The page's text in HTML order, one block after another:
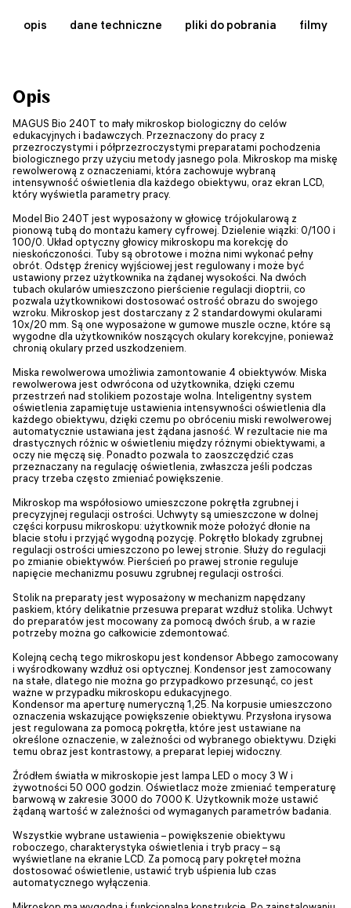
opis dane techniczne pliki do pobrania filmy
Opis
MAGUS Bio 240T to mały mikroskop biologiczny do celów
edukacyjnych i badawczych. Przeznaczony do pracy z
przezroczystymi i półprzezroczystymi preparatami pochodzenia
biologicznego przy użyciu metody jasnego pola. Mikroskop ma miskę
rewolwerową z oznaczeniami, która zachowuje wybraną
intensywność oświetlenia dla każdego obiektywu, oraz ekran LCD,
który wyświetla parametry pracy.
Model Bio 240T jest wyposażony w głowicę trójokularową z
pionową tubą do montażu kamery cyfrowej. Dzielenie wiązki: 0/100 i
100/0. Układ optyczny głowicy mikroskopu ma korekcję do
nieskończoności. Tuby są obrotowe i można nimi wykonać pełny
obrót. Odstęp źrenicy wyjściowej jest regulowany i może być
ustawiony przez użytkownika na żądanej wysokości. Na dwóch
tubach okularów umieszczono pierścienie regulacji dioptrii, co
pozwala użytkownikowi dostosować ostrość obrazu do swojego
wzroku. Mikroskop jest dostarczany z 2 standardowymi okularami
10x/20 mm. Są one wyposażone w gumowe muszle oczne, które są
wygodne dla użytkowników noszących okulary korekcyjne, ponieważ
chronią okulary przed uszkodzeniem.
Miska rewolwerowa umożliwia zamontowanie 4 obiektywów. Miska
rewolwerowa jest odwrócona od użytkownika, dzięki czemu
przestrzeń nad stolikiem pozostaje wolna. Inteligentny system
oświetlenia zapamiętuje ustawienia intensywności oświetlenia dla
każdego obiektywu, dzięki czemu po obróceniu miski rewolwerowej
automatycznie ustawiana jest żądana jasność. W rezultacie nie ma
drastycznych różnic w oświetleniu między różnymi obiektywami, a
oczy nie męczą się. Ponadto pozwala to zaoszczędzić czas
przeznaczany na regulację oświetlenia, zwłaszcza jeśli podczas
pracy trzeba często zmieniać powiększenie.
Mikroskop ma współosiowo umieszczone pokrętła zgrubnej i
precyzyjnej regulacji ostrości. Uchwyty są umieszczone w dolnej
części korpusu mikroskopu: użytkownik może położyć dłonie na
blacie stołu i przyjąć wygodną pozycję. Pokrętło blokady zgrubnej
regulacji ostrości umieszczono po lewej stronie. Służy do regulacji
po zmianie obiektywów. Pierścień po prawej stronie reguluje
napięcie mechanizmu posuwu zgrubnej regulacji ostrości.
Stolik na preparaty jest wyposażony w mechanizm napędzany
paskiem, który delikatnie przesuwa preparat wzdłuż stolika. Uchwyt
do preparatów jest mocowany za pomocą dwóch śrub, a w razie
potrzeby można go całkowicie zdemontować.
Kolejną cechą tego mikroskopu jest kondensor Abbego zamocowany
i wyśrodkowany wzdłuż osi optycznej. Kondensor jest zamocowany
na stałe, dlatego nie można go przypadkowo przesunąć, co jest
ważne w przypadku mikroskopu edukacyjnego.
Kondensor ma aperturę numeryczną 1,25. Na korpusie umieszczono
oznaczenia wskazujące powiększenie obiektywu. Przysłona irysowa
jest regulowana za pomocą pokrętła, które jest ustawiane na
określone oznaczenie, w zależności od wybranego obiektywu. Dzięki
temu obraz jest kontrastowy, a preparat lepiej widoczny.
Źródłem światła w mikroskopie jest lampa LED o mocy 3 W i
żywotności 50 000 godzin. Oświetlacz może zmieniać temperaturę
barwową w zakresie 3000 do 7000 K. Użytkownik może ustawić
żądaną wartość w zależności od wymaganych parametrów badania.
Wszystkie wybrane ustawienia – powiększenie obiektywu
roboczego, charakterystyka oświetlenia i tryb pracy – są
wyświetlane na ekranie LCD. Za pomocą pary pokręteł można
dostosować oświetlenie, ustawić tryb uśpienia lub czas
automatycznego wyłączenia.